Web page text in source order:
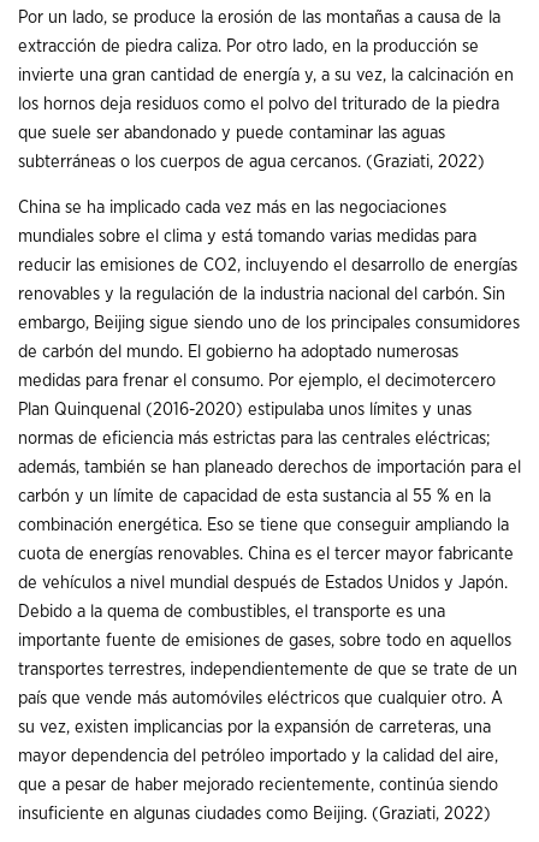
Por un lado, se produce la erosión de las montañas a causa de la
extracción de piedra caliza. Por otro lado, en la producción se
invierte una gran cantidad de energía y, a su vez, la calcinación en
los hornos deja residuos como el polvo del triturado de la piedra
que suele ser abandonado y puede contaminar las aguas
subterráneas o los cuerpos de agua cercanos. (Graziati, 2022)
China se ha implicado cada vez más en las negociaciones
mundiales sobre el clima y está tomando varias medidas para
reducir las emisiones de CO2, incluyendo el desarrollo de energías
renovables y la regulación de la industria nacional del carbón. Sin
embargo, Beijing sigue siendo uno de los principales consumidores
de carbón del mundo. El gobierno ha adoptado numerosas
medidas para frenar el consumo. Por ejemplo, el decimotercero
Plan Quinquenal (2016-2020) estipulaba unos límites y unas
normas de eficiencia más estrictas para las centrales eléctricas;
además, también se han planeado derechos de importación para el
carbón y un límite de capacidad de esta sustancia al 55 % en la
combinación energética. Eso se tiene que conseguir ampliando la
cuota de energías renovables. China es el tercer mayor fabricante
de vehículos a nivel mundial después de Estados Unidos y Japón.
Debido a la quema de combustibles, el transporte es una
importante fuente de emisiones de gases, sobre todo en aquellos
transportes terrestres, independientemente de que se trate de un
país que vende más automóviles eléctricos que cualquier otro. A
su vez, existen implicancias por la expansión de carreteras, una
mayor dependencia del petróleo importado y la calidad del aire,
que a pesar de haber mejorado recientemente, continúa siendo
insuficiente en algunas ciudades como Beijing. (Graziati, 2022)